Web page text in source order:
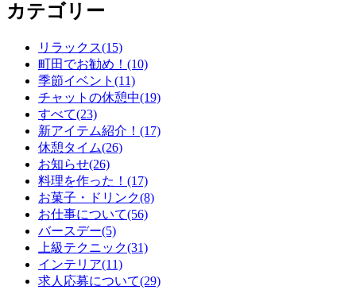
カテゴリー
リラックス(15)
町田でお勧め！(10)
季節イベント(11)
チャットの休憩中(19)
すべて(23)
新アイテム紹介！(17)
休憩タイム(26)
お知らせ(26)
料理を作った！(17)
お菓子・ドリンク(8)
お仕事について(56)
バースデー(5)
上級テクニック(31)
インテリア(11)
求人応募について(29)